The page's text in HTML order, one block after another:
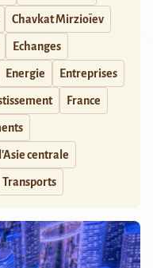
Chavkat Mirzioïev
Echanges
Energie Entreprises
France
centrale
Transports